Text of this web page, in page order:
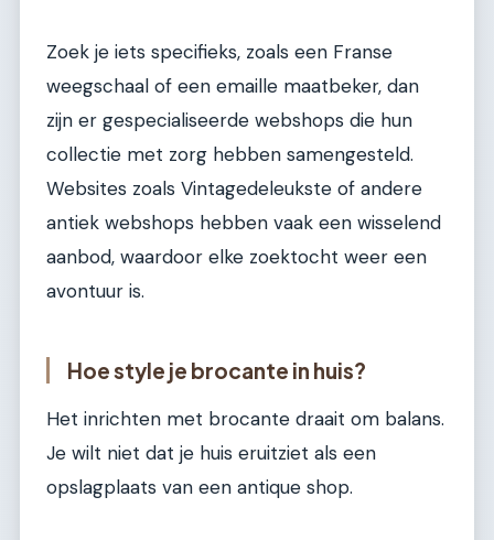
Zoek je iets specifieks, zoals een Franse
weegschaal of een emaille maatbeker, dan
zijn er gespecialiseerde webshops die hun
collectie met zorg hebben samengesteld.
Websites zoals Vintagedeleukste of andere
antiek webshops hebben vaak een wisselend
aanbod, waardoor elke zoektocht weer een
avontuur is.
Hoe style je brocante in huis?
Het inrichten met brocante draait om balans.
Je wilt niet dat je huis eruitziet als een
opslagplaats van een antique shop.